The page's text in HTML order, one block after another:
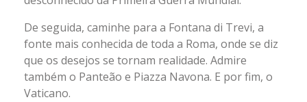
De seguida, caminhe para a Fontana di Trevi, a
fonte mais conhecida de toda a Roma, onde se diz
que os desejos se tornam realidade. Admire
também o Panteão e Piazza Navona. E por fim, o
Vaticano.